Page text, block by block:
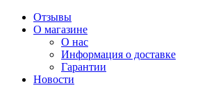
Отзывы
О магазине
О нас
Информация о доставке
Гарантии
Новости